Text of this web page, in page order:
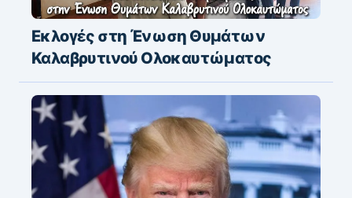
Εκλογές στη Ένωση Θυμάτων
Καλαβρυτινού Ολοκαυτώματος